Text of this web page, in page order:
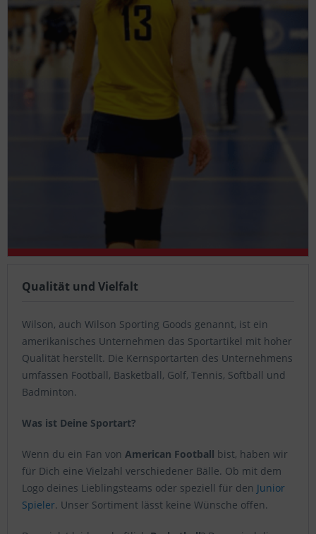
Qualität und Vielfalt
Wilson, auch Wilson Sporting Goods genannt, ist ein
amerikanisches Unternehmen das Sportartikel mit hoher
Qualität herstellt. Die Kernsportarten des Unternehmens
umfassen Football, Basketball, Golf, Tennis, Softball und
Badminton.
Was ist Deine Sportart?
Wenn du ein Fan von American Football bist, haben wir
für Dich eine Vielzahl verschiedener Bälle. Ob mit dem
Logo deines Lieblingsteams oder speziell für den Junior
Spieler. Unser Sortiment lässt keine Wünsche offen.